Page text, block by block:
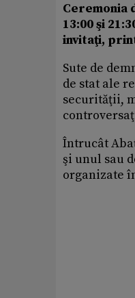
Ceremonia
13:00 şi
invitaţi,
Sute de
de stat ale
securităţii,
Întrucât
şi unul sau
organizate